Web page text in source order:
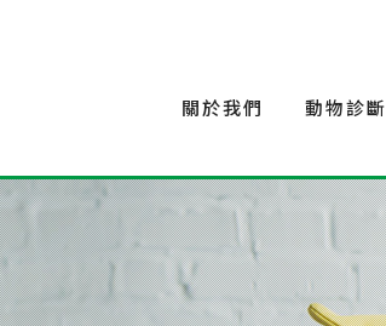
關於我們 動物診斷